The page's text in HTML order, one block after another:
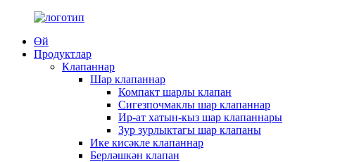
Өй
Продуктлар
Клапаннар
Шар клапаннар
Компакт шарлы клапан
Сигезпочмаклы шар клапаннар
Ир-ат хатын-кыз шар клапаннары
Зур зурлыктагы шар клапаны
Ике кисәкле клапаннар
Берләшкән клапан